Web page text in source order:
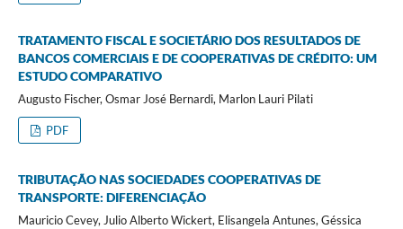
TRATAMENTO FISCAL E SOCIETÁRIO DOS RESULTADOS DE
BANCOS COMERCIAIS E DE COOPERATIVAS DE CRÉDITO: UM
ESTUDO COMPARATIVO
Augusto Fischer, Osmar José Bernardi, Marlon Lauri Pilati
PDF
TRIBUTAÇÃO NAS SOCIEDADES COOPERATIVAS DE
TRANSPORTE: DIFERENCIAÇÃO
Mauricio Cevey, Julio Alberto Wickert, Elisangela Antunes, Géssica